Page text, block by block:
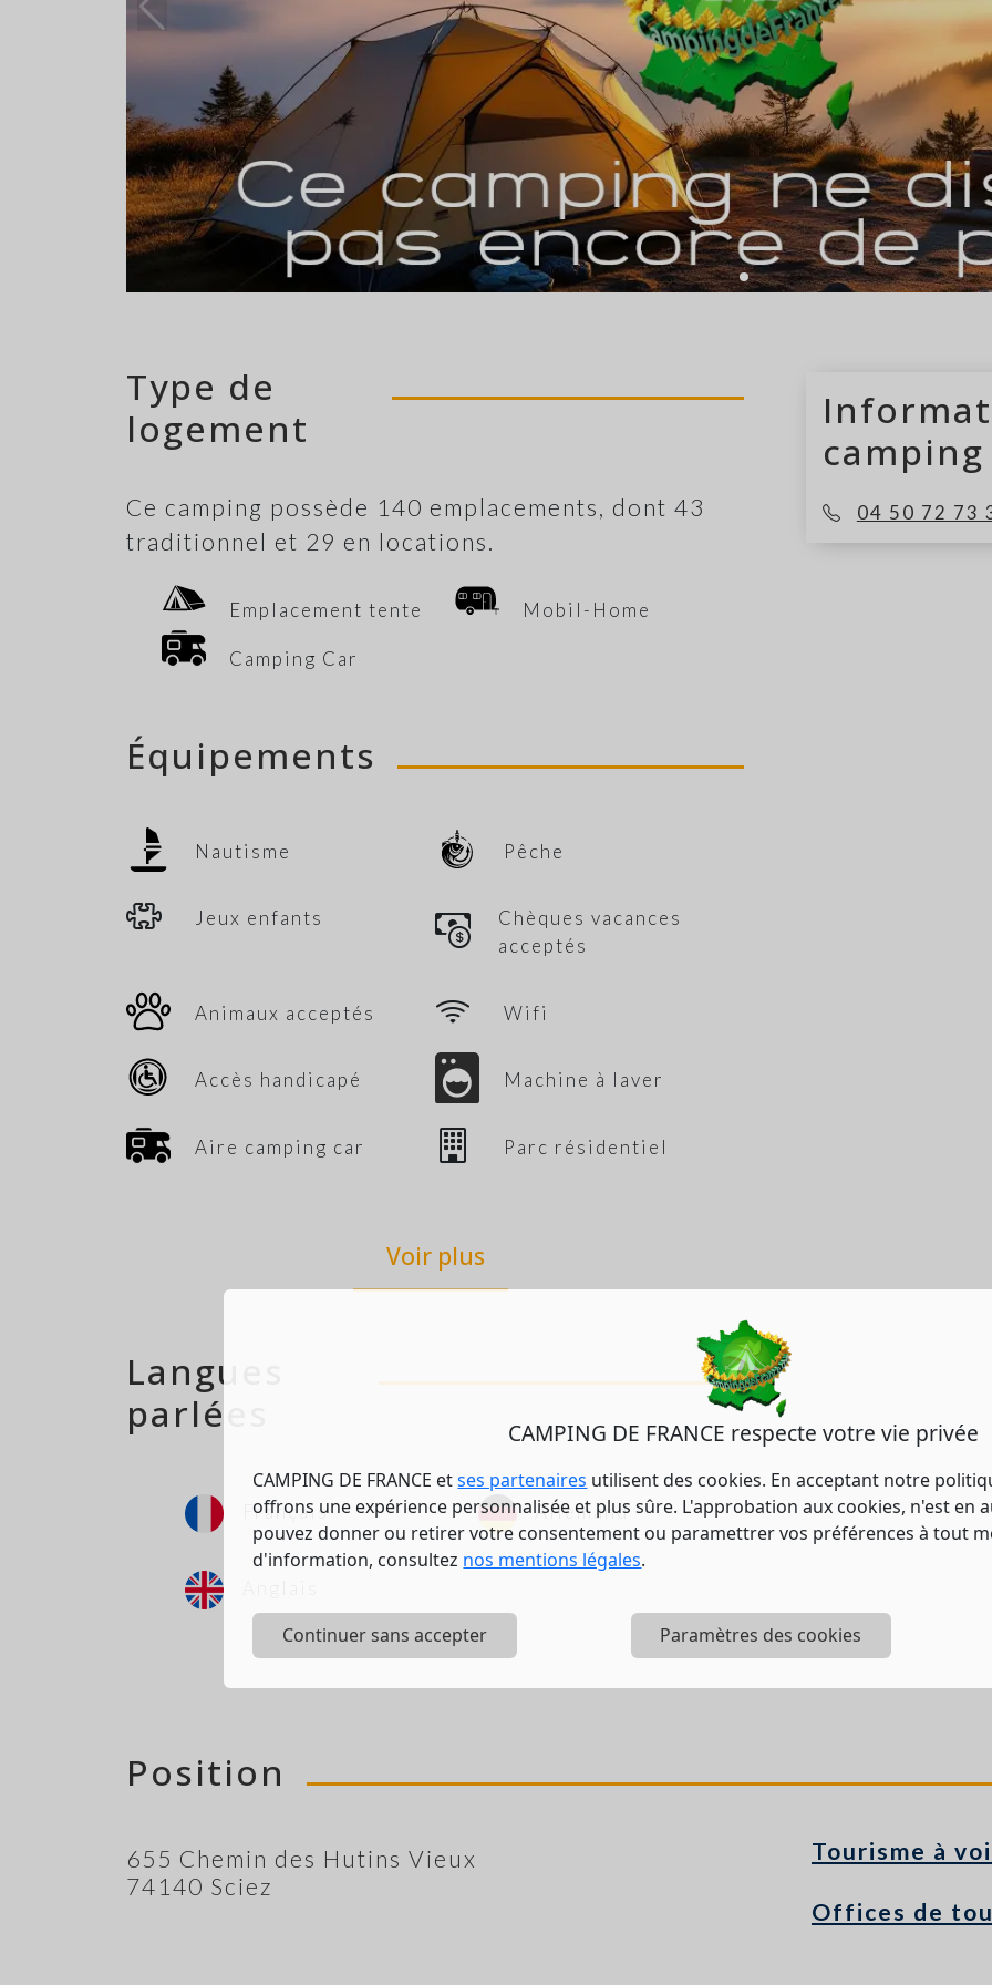
CAMPING DE FRANCE respecte votre vie privée
CAMPING DE FRANCE etses partenaires utilisent des cookies. En acceptant notre
offrons une expérience personnalisée et plus sûre. L'approbation aux cookies, n'est en
pouvez donner ou retirer votre consentement ou paramettrer vos préférences à tout
d'information, consultez nos mentions légales.
Continuer sans accepter Paramètres des cookies
140 emplacements camping
camping
04 50 72 73
Type de
logement
Ce camping possède 140 emplacements, dont 43
traditionnel et 29 en locations.
Emplacement tente Mobil-Home
Camping Car
Équipements
Nautisme Pêche
Jeux enfants
Chèques vacances
acceptés
Animaux acceptés Wifi
Accès handicapé Machine à laver
Aire camping car Parc résidentiel
Voir plus
Langues
parlées
Français Allemand
Position
655 Chemin des Hutins Vieux
74140 Sciez
Tourisme à
Offices de